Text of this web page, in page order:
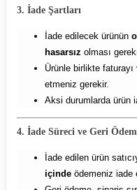
3. İade Şartları
İade edilecek ürünün
hasarsız olması
Ürünle birlikte
etmeniz gerekir.
Aksi durumlarda ürün
4. İade Süreci ve Geri
İade edilen ürün
içinde ödemeniz iade